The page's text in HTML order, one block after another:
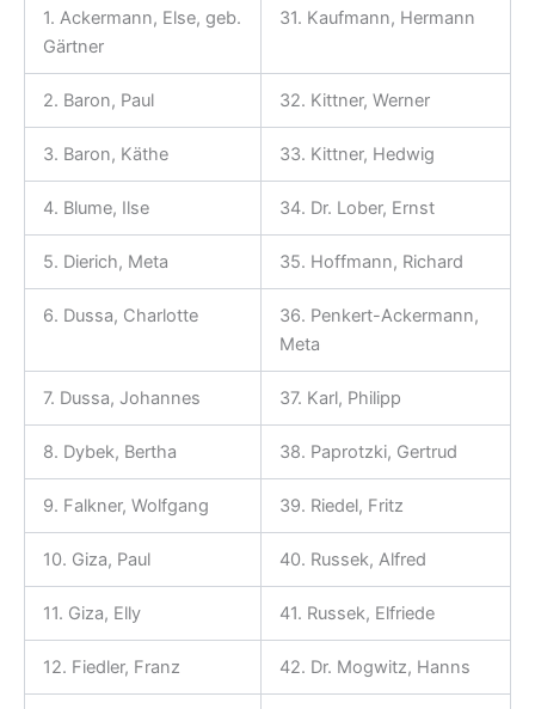
1. Ackermann, Else, geb.
Gärtner
31. Kaufmann, Hermann
2. Baron, Paul 32. Kittner, Werner
3. Baron, Käthe 33. Kittner, Hedwig
4. Blume, Ilse 34. Dr. Lober, Ernst
5. Dierich, Meta 35. Hoffmann, Richard
6. Dussa, Charlotte
36. Penkert-Ackermann,
Meta
7. Dussa, Johannes 37. Karl, Philipp
8. Dybek, Bertha 38. Paprotzki, Gertrud
9. Falkner, Wolfgang 39. Riedel, Fritz
10. Giza, Paul 40. Russek, Alfred
11. Giza, Elly 41. Russek, Elfriede
12. Fiedler, Franz 42. Dr. Mogwitz, Hanns